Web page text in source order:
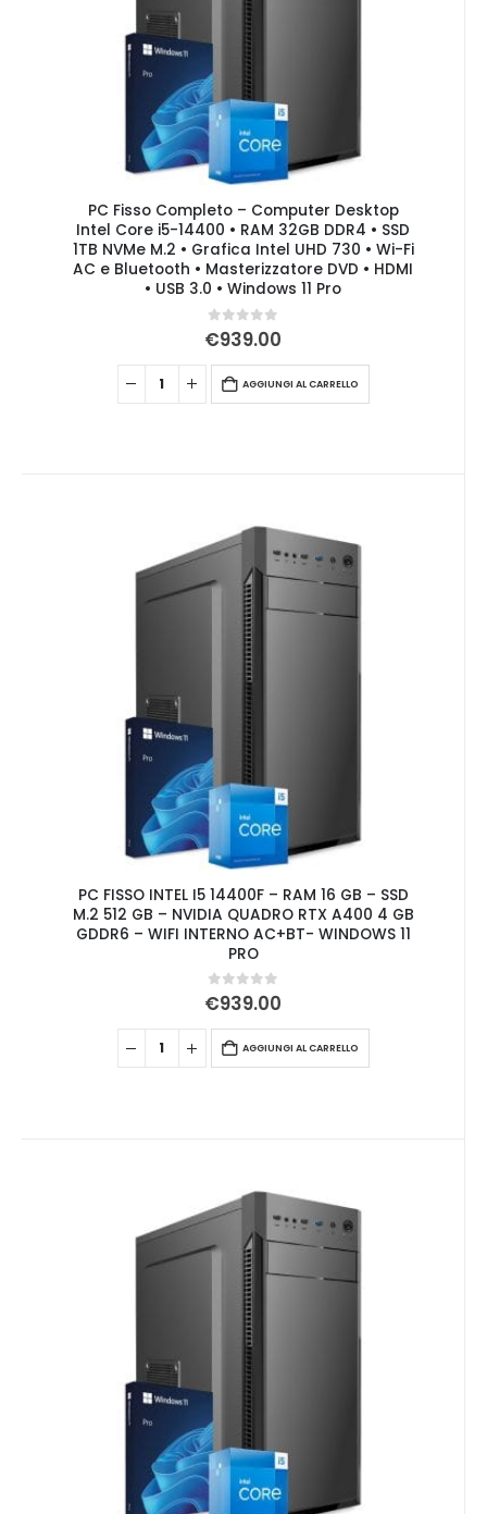
PC Fisso Completo – Computer Desktop
Intel Core i5-14400 • RAM 32GB DDR4 • SSD
1TB NVMe M.2 • Grafica Intel UHD 730 • Wi-Fi
AC e Bluetooth • Masterizzatore DVD • HDMI
• USB 3.0 • Windows 11 Pro
0 Su 5
€939.00
AGGIUNGI AL CARRELLO
PC FISSO INTEL I5 14400F – RAM 16 GB – SSD
M.2 512 GB – NVIDIA QUADRO RTX A400 4 GB
GDDR6 – WIFI INTERNO AC+BT- WINDOWS 11
PRO
0Su 5
€939.00
AGGIUNGI AL CARRELLO